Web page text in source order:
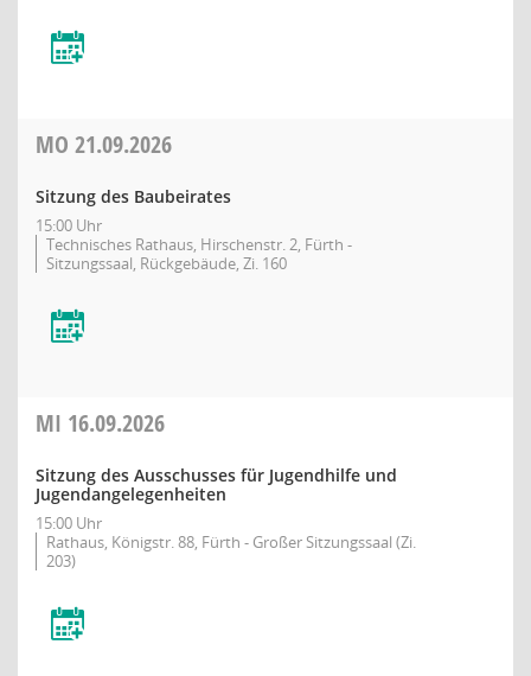
MO 21.09.2026
Sitzung des Baubeirates
15:00 Uhr
Technisches Rathaus, Hirschenstr. 2, Fürth -
Sitzungssaal, Rückgebäude, Zi. 160
MI 16.09.2026
Sitzung des Ausschusses für Jugendhilfe und
Jugendangelegenheiten
15:00 Uhr
Rathaus, Königstr. 88, Fürth - Großer Sitzungssaal (Zi.
203)